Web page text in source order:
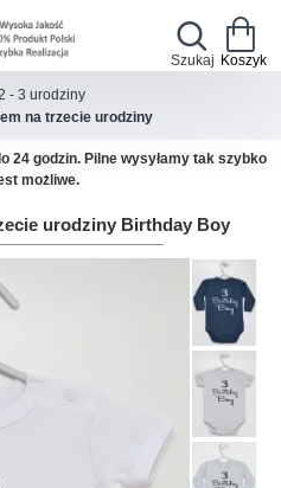
- 3 urodziny
na trzecie urodziny
24 godzin. Pilne wysyłamy tak szybko
możliwe.
urodziny Birthday Boy